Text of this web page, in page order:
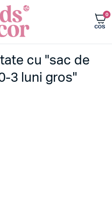
COS
0
cu "sac de
3 luni gros"